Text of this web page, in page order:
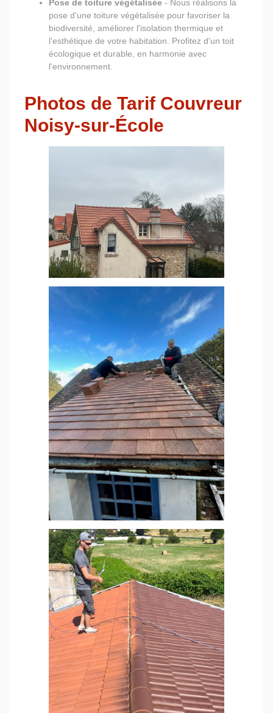
Pose de toiture végétalisée - Nous réalisons la
pose d'une toiture végétalisée pour favoriser la
biodiversité, améliorer l'isolation thermique et
l'esthétique de votre habitation. Profitez d'un toit
écologique et durable, en harmonie avec
l'environnement.
Photos de Tarif Couvreur
Noisy-sur-École